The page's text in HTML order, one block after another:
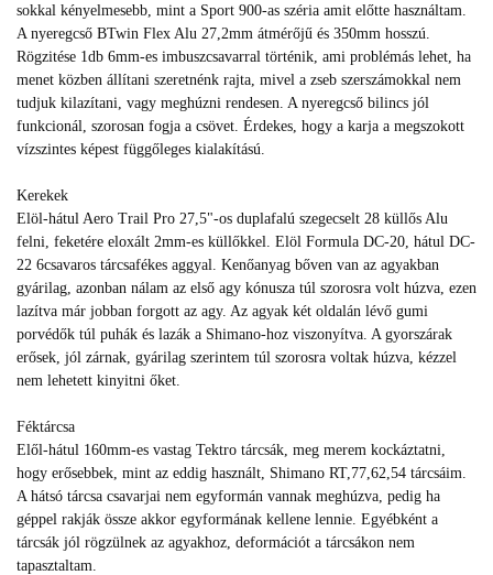
sokkal kényelmesebb, mint a Sport 900-as széria amit előtte használtam.
A nyeregcső BTwin Flex Alu 27,2mm átmérőjű és 350mm hosszú.
Rögzitése 1db 6mm-es imbuszcsavarral történik, ami problémás lehet, ha
menet közben állítani szeretnénk rajta, mivel a zseb szerszámokkal nem
tudjuk kilazítani, vagy meghúzni rendesen. A nyeregcső bilincs jól
funkcionál, szorosan fogja a csövet. Érdekes, hogy a karja a megszokott
vízszintes képest függőleges kialakítású.
Kerekek
Elöl-hátul Aero Trail Pro 27,5"-os duplafalú szegecselt 28 küllős Alu
felni, feketére eloxált 2mm-es küllőkkel. Elöl Formula DC-20, hátul DC-
22 6csavaros tárcsafékes aggyal. Kenőanyag bőven van az agyakban
gyárilag, azonban nálam az első agy kónusza túl szorosra volt húzva, ezen
lazítva már jobban forgott az agy. Az agyak két oldalán lévő gumi
porvédők túl puhák és lazák a Shimano-hoz viszonyítva. A gyorszárak
erősek, jól zárnak, gyárilag szerintem túl szorosra voltak húzva, kézzel
nem lehetett kinyitni őket.
Féktárcsa
Elől-hátul 160mm-es vastag Tektro tárcsák, meg merem kockáztatni,
hogy erősebbek, mint az eddig használt, Shimano RT,77,62,54 tárcsáim.
A hátsó tárcsa csavarjai nem egyformán vannak meghúzva, pedig ha
géppel rakják össze akkor egyformának kellene lennie. Egyébként a
tárcsák jól rögzülnek az agyakhoz, deformációt a tárcsákon nem
tapasztaltam.